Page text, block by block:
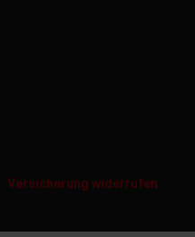
Versicherung widerrufen